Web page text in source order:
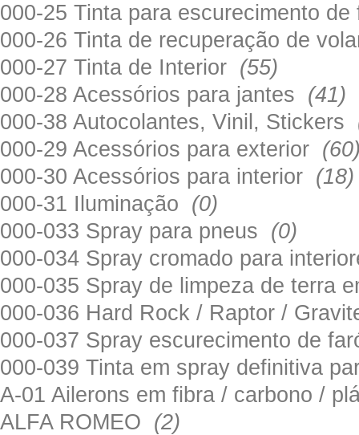
000-25 Tinta para escurecimento
000-26 Tinta de recuperação de
000-27 Tinta de Interior (55)
000-28 Acessórios para jantes (41)
000-38 Autocolantes, Vinil, Stickers
000-29 Acessórios para exterior
000-30 Acessórios para interior (18)
000-31 Iluminação (0)
000-033 Spray para pneus (0)
000-034 Spray cromado para
000-035 Spray de limpeza de terra
000-036 Hard Rock / Raptor /
000-037 Spray escurecimento de
000-039 Tinta em spray definitiva
A-01 Ailerons em fibra / carbono /
ALFA ROMEO (2)